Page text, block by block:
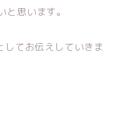
思います。
してお伝えしていきま